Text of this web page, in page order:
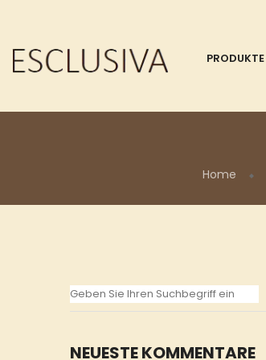
PRODUKTE
Home
NEUESTE KOMMENTARE